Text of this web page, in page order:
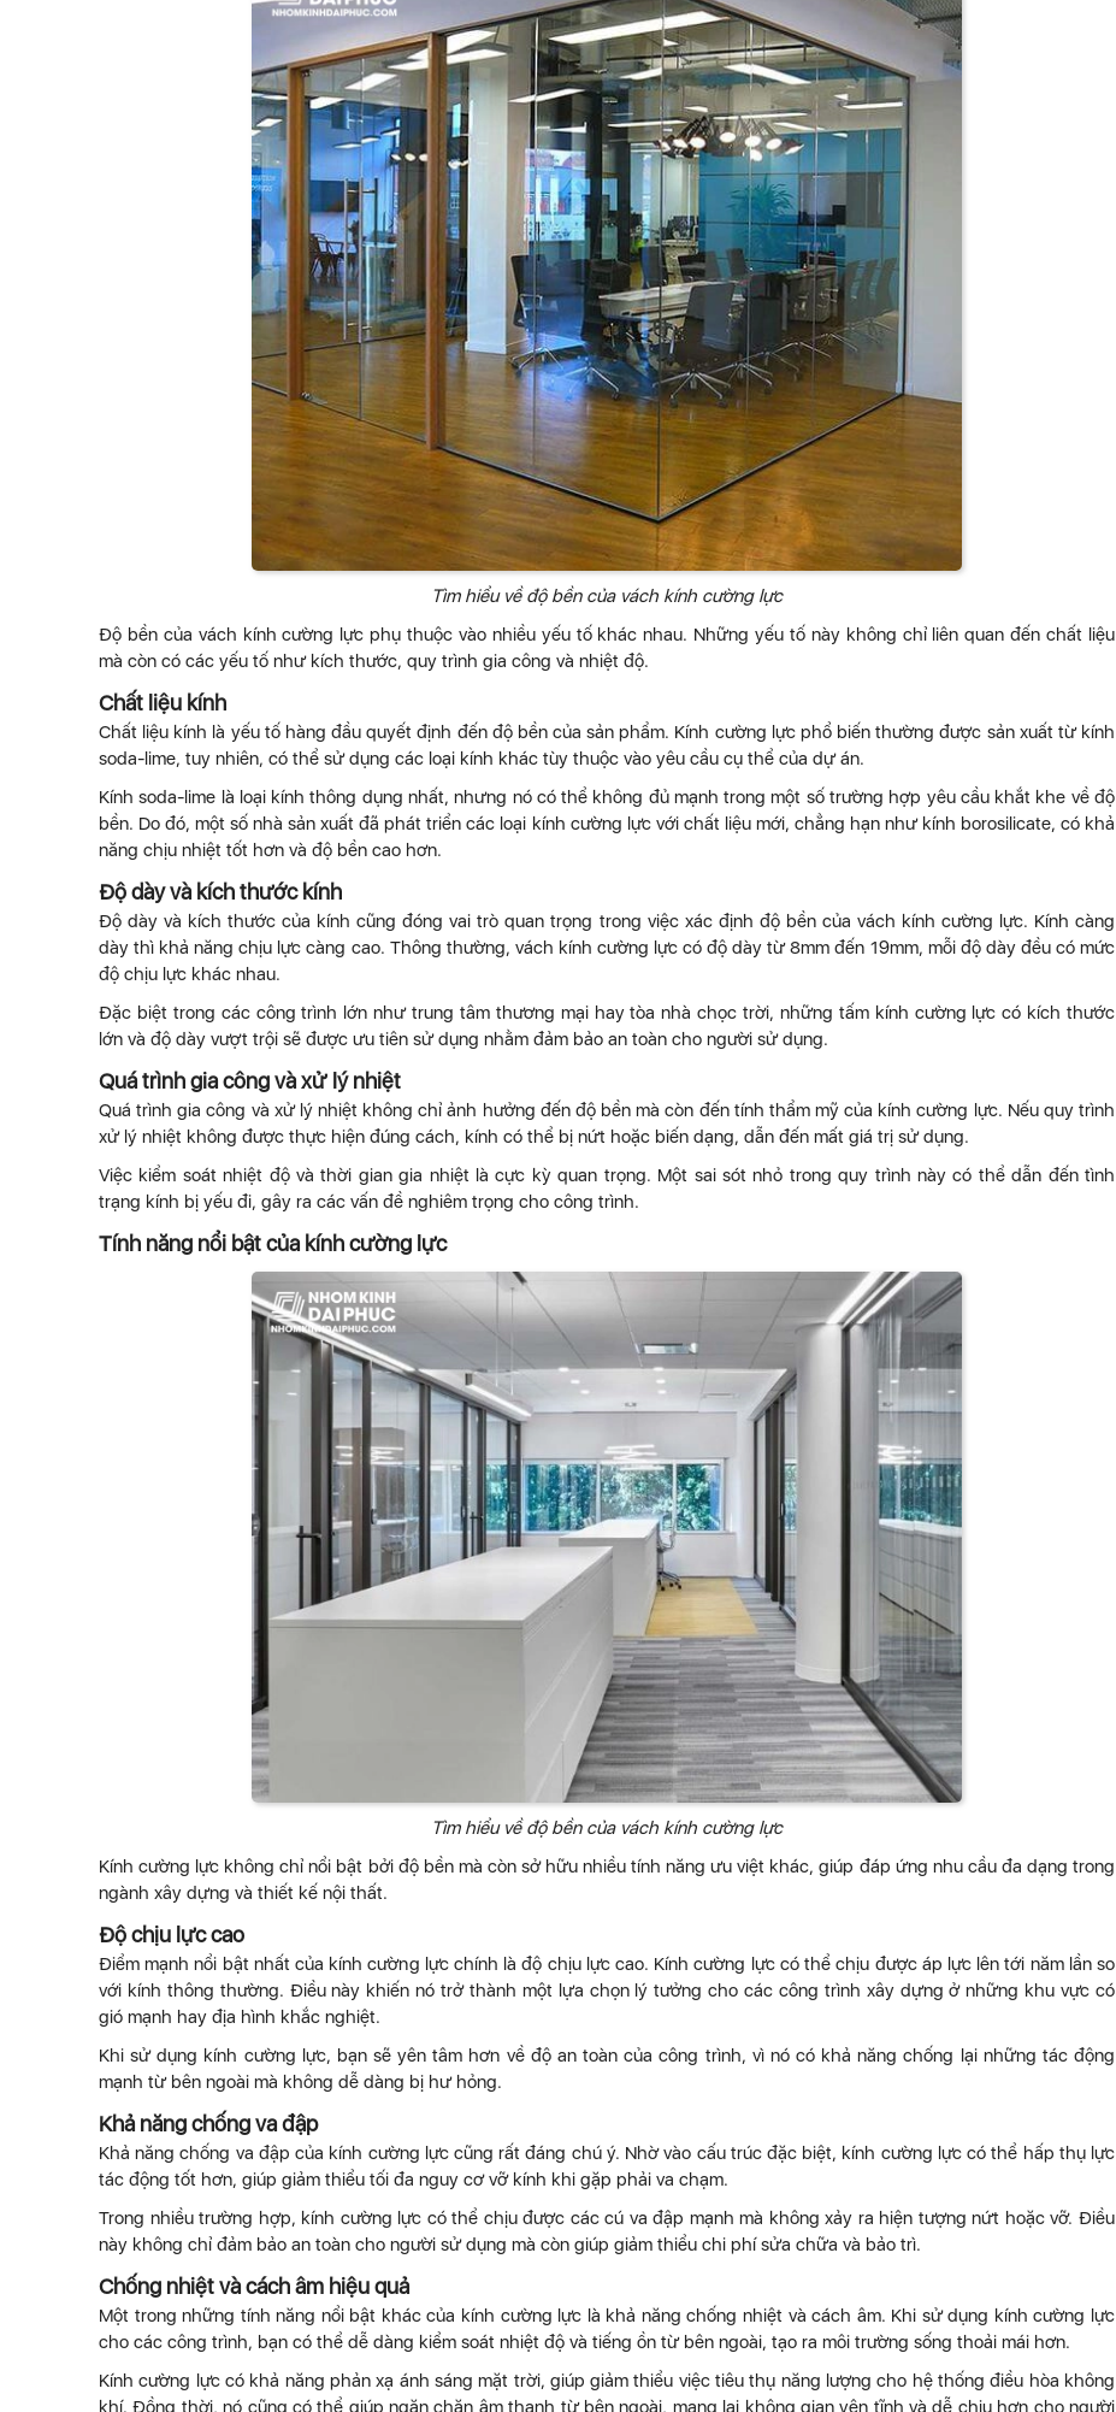
Tìm hiểu về độ bền của vách kính cường lực
Độ bền của vách kính cường lực phụ thuộc vào nhiều yếu tố khác nhau. Những yếu tố này không chỉ liên quan đến chất liệu
mà còn có các yếu tố như kích thước, quy trình gia công và nhiệt độ.
Chất liệu kính
Chất liệu kính là yếu tố hàng đầu quyết định đến độ bền của sản phẩm. Kính cường lực phổ biến thường được sản xuất từ kính
soda-lime, tuy nhiên, có thể sử dụng các loại kính khác tùy thuộc vào yêu cầu cụ thể của dự án.
Kính soda-lime là loại kính thông dụng nhất, nhưng nó có thể không đủ mạnh trong một số trường hợp yêu cầu khắt khe về độ
bền. Do đó, một số nhà sản xuất đã phát triển các loại kính cường lực với chất liệu mới, chẳng hạn như kính borosilicate, có khả
năng chịu nhiệt tốt hơn và độ bền cao hơn.
Độ dày và kích thước kính
Độ dày và kích thước của kính cũng đóng vai trò quan trọng trong việc xác định độ bền của vách kính cường lực. Kính càng
dày thì khả năng chịu lực càng cao. Thông thường, vách kính cường lực có độ dày từ 8mm đến 19mm, mỗi độ dày đều có mức
độ chịu lực khác nhau.
Đặc biệt trong các công trình lớn như trung tâm thương mại hay tòa nhà chọc trời, những tấm kính cường lực có kích thước
lớn và độ dày vượt trội sẽ được ưu tiên sử dụng nhằm đảm bảo an toàn cho người sử dụng.
Quá trình gia công và xử lý nhiệt
Quá trình gia công và xử lý nhiệt không chỉ ảnh hưởng đến độ bền mà còn đến tính thẩm mỹ của kính cường lực. Nếu quy trình
xử lý nhiệt không được thực hiện đúng cách, kính có thể bị nứt hoặc biến dạng, dẫn đến mất giá trị sử dụng.
Việc kiểm soát nhiệt độ và thời gian gia nhiệt là cực kỳ quan trọng. Một sai sót nhỏ trong quy trình này có thể dẫn đến tình
trạng kính bị yếu đi, gây ra các vấn đề nghiêm trọng cho công trình.
Tính năng nổi bật của kính cường lực
Tìm hiểu về độ bền của vách kính cường lực
Kính cường lực không chỉ nổi bật bởi độ bền mà còn sở hữu nhiều tính năng ưu việt khác, giúp đáp ứng nhu cầu đa dạng trong
ngành xây dựng và thiết kế nội thất.
Độ chịu lực cao
Điểm mạnh nổi bật nhất của kính cường lực chính là độ chịu lực cao. Kính cường lực có thể chịu được áp lực lên tới năm lần so
với kính thông thường. Điều này khiến nó trở thành một lựa chọn lý tưởng cho các công trình xây dựng ở những khu vực có
gió mạnh hay địa hình khắc nghiệt.
Khi sử dụng kính cường lực, bạn sẽ yên tâm hơn về độ an toàn của công trình, vì nó có khả năng chống lại những tác động
mạnh từ bên ngoài mà không dễ dàng bị hư hỏng.
Khả năng chống va đập
Khả năng chống va đập của kính cường lực cũng rất đáng chú ý. Nhờ vào cấu trúc đặc biệt, kính cường lực có thể hấp thụ lực
tác động tốt hơn, giúp giảm thiểu tối đa nguy cơ vỡ kính khi gặp phải va chạm.
Trong nhiều trường hợp, kính cường lực có thể chịu được các cú va đập mạnh mà không xảy ra hiện tượng nứt hoặc vỡ. Điều
này không chỉ đảm bảo an toàn cho người sử dụng mà còn giúp giảm thiểu chi phí sửa chữa và bảo trì.
Chống nhiệt và cách âm hiệu quả
Một trong những tính năng nổi bật khác của kính cường lực là khả năng chống nhiệt và cách âm. Khi sử dụng kính cường lực
cho các công trình, bạn có thể dễ dàng kiểm soát nhiệt độ và tiếng ồn từ bên ngoài, tạo ra môi trường sống thoải mái hơn.
Kính cường lực có khả năng phản xạ ánh sáng mặt trời, giúp giảm thiểu việc tiêu thụ năng lượng cho hệ thống điều hòa không
khí. Đồng thời, nó cũng có thể giúp ngăn chặn âm thanh từ bên ngoài, mang lại không gian yên tĩnh và dễ chịu hơn cho người